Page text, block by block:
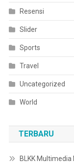
Resensi
Slider
Sports
Travel
Uncategorized
World
TERBARU
BLKK Multimedia